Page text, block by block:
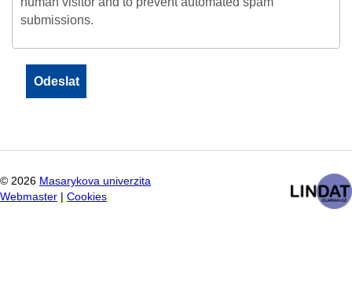
submissions.
© 2026 Masarykova univerzita
Webmaster
Cookies